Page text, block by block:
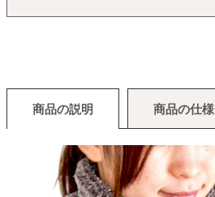
商品の説明 商品の仕様